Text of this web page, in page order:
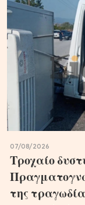
07/08/2026
Τροχαίο
της